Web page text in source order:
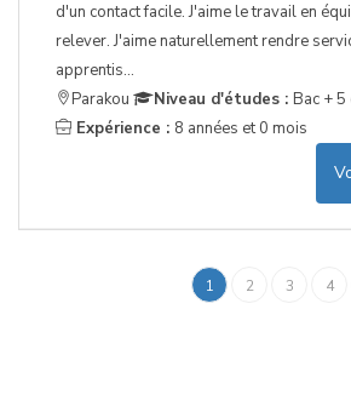
d'un contact facile. J'aime le travail en
relever. J'aime naturellement rendre
apprentis...
Parakou
Niveau d'études : Bac +
Expérience : 8 années et 0 mois
1 2 3 4